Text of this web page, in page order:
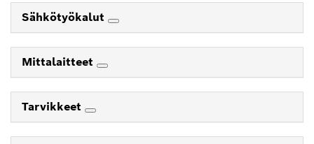
Sähkötyökalut
Mittalaitteet
Tarvikkeet